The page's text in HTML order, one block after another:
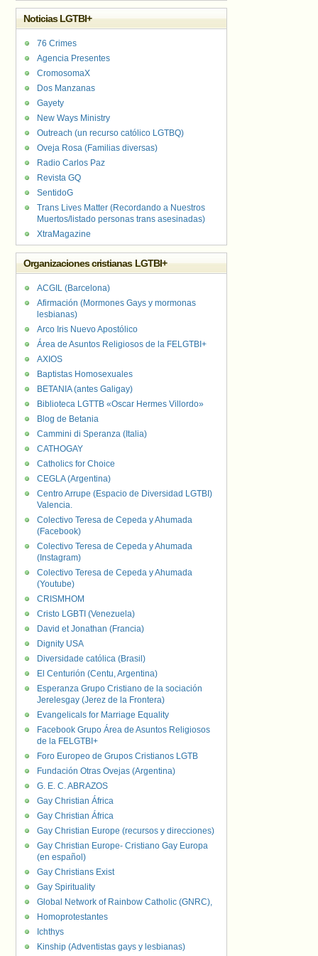
Noticias LGTBI+
76 Crimes
Agencia Presentes
CromosomaX
Dos Manzanas
Gayety
New Ways Ministry
Outreach (un recurso católico LGTBQ)
Oveja Rosa (Familias diversas)
Radio Carlos Paz
Revista GQ
SentidoG
Trans Lives Matter (Recordando a Nuestros
Muertos/listado personas trans asesinadas)
XtraMagazine
Organizaciones cristianas LGTBI+
ACGIL (Barcelona)
Afirmación (Mormones Gays y mormonas
lesbianas)
Arco Iris Nuevo Apostólico
Área de Asuntos Religiosos de la FELGTBI+
AXIOS
Baptistas Homosexuales
BETANIA (antes Galigay)
Biblioteca LGTTB «Oscar Hermes Villordo»
Blog de Betania
Cammini di Speranza (Italia)
CATHOGAY
Catholics for Choice
CEGLA (Argentina)
Centro Arrupe (Espacio de Diversidad LGTBI)
Valencia.
Colectivo Teresa de Cepeda y Ahumada
(Facebook)
Colectivo Teresa de Cepeda y Ahumada
(Instagram)
Colectivo Teresa de Cepeda y Ahumada
(Youtube)
CRISMHOM
Cristo LGBTI (Venezuela)
David et Jonathan (Francia)
Dignity USA
Diversidade católica (Brasil)
El Centurión (Centu, Argentina)
Esperanza Grupo Cristiano de la sociación
Jerelesgay (Jerez de la Frontera)
Evangelicals for Marriage Equality
Facebook Grupo Área de Asuntos Religiosos
de la FELGTBI+
Foro Europeo de Grupos Cristianos LGTB
Fundación Otras Ovejas (Argentina)
G. E. C. ABRAZOS
Gay Christian África
Gay Christian África
Gay Christian Europe (recursos y direcciones)
Gay Christian Europe- Cristiano Gay Europa
(en español)
Gay Christians Exist
Gay Spirituality
Global Network of Rainbow Catholic (GNRC),
Homoprotestantes
Ichthys
Kinship (Adventistas gays y lesbianas)